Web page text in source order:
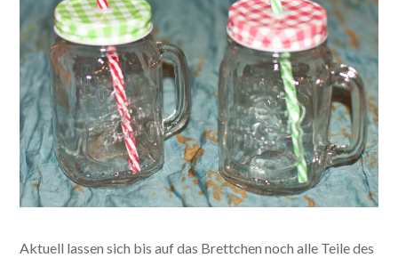
Aktuell lassen sich bis auf das Brettchen noch alle Teile des